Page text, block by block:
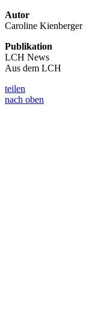
Autor
Caroline Kienberger
Publikation
LCH News
Aus dem LCH
teilen
nach oben